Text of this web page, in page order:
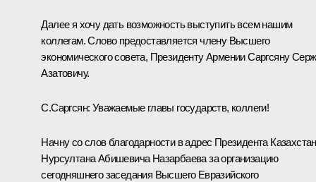
Далее я хочу дать возможность выступить всем нашим
коллегам. Слово предоставляется члену Высшего
экономического совета, Президенту Армении Саргсяну
Азатовичу.
С.Саргсян: Уважаемые главы государств, коллеги!
Начну со слов благодарности в адрес Президента
Нурсултана Абишевича Назарбаева за организацию
сегодняшнего заседания Высшего Евразийского